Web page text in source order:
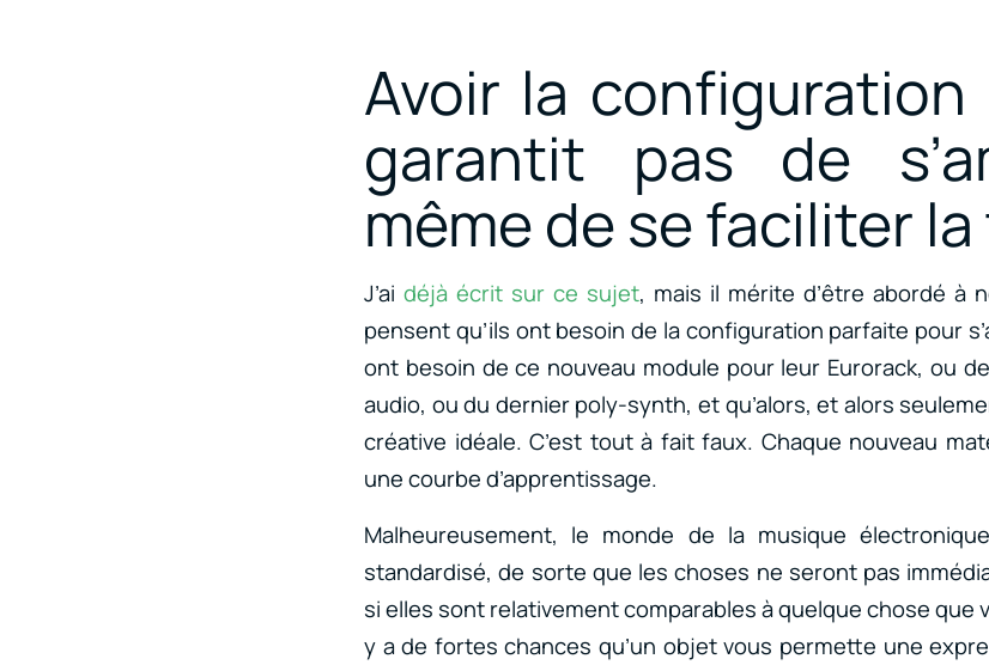
Avoir la configuration
garantit pas de
même de se faciliter
J’ai déjà écrit sur ce sujet, mais il mérite d’être abordé à
pensent qu’ils ont besoin de la configuration parfaite pour
ont besoin de ce nouveau module pour leur Eurorack, ou
audio, ou du dernier poly-synth, et qu’alors, et alors
créative idéale. C’est tout à fait faux. Chaque nouveau
une courbe d’apprentissage.
Malheureusement, le monde de la musique
standardisé, de sorte que les choses ne seront pas
si elles sont relativement comparables à quelque chose que
y a de fortes chances qu’un objet vous permette une